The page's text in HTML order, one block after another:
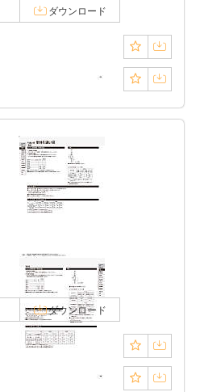
ダウンロード
ダウンロード